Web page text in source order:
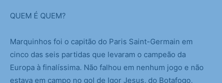
QUEM É QUEM?
Marquinhos foi o capitão do Paris Saint-Germain em
cinco das seis partidas que levaram o campeão da
Europa à finalíssima. Não falhou em nenhum jogo e não
estava em campo no gol de Igor Jesus, do Botafogo,